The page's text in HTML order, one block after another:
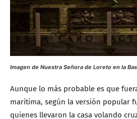
Imagen de Nuestra Señora de Loreto en la
Aunque lo más probable es que
marítima, según la versión popular
quienes llevaron la casa volando